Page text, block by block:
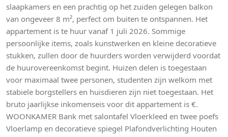
slaapkamers en een prachtig op het zuiden gelegen balkon
van ongeveer 8 m², perfect om buiten te ontspannen. Het
appartement is te huur vanaf 1 juli 2026. Sommige
persoonlijke items, zoals kunstwerken en kleine decoratieve
stukken, zullen door de huurders worden verwijderd voordat
de huurovereenkomst begint. Huizen delen is toegestaan
voor maximaal twee personen, studenten zijn welkom met
stabiele borgstellers en huisdieren zijn niet toegestaan. Het
bruto jaarlijkse inkomenseis voor dit appartement is €.
WOONKAMER Bank met salontafel Vloerkleed en twee poefs
Vloerlamp en decoratieve spiegel Plafondverlichting Houten